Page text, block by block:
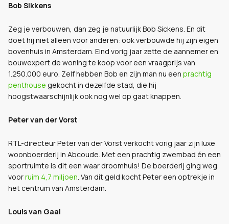
Bob Sikkens
Zeg je verbouwen, dan zeg je natuurlijk Bob Sickens. En dit
doet hij niet alleen voor anderen: ook verbouwde hij zijn eigen
bovenhuis in Amsterdam. Eind vorig jaar zette de aannemer en
bouwexpert de woning te koop voor een vraagprijs van
1.250.000 euro. Zelf hebben Bob en zijn man nu een prachtig
penthouse gekocht in dezelfde stad, die hij
hoogstwaarschijnlijk ook nog wel op gaat knappen.
Peter van der Vorst
RTL-directeur Peter van der Vorst verkocht vorig jaar zijn luxe
woonboerderij in Abcoude. Met een prachtig zwembad én een
sportruimte is dit een waar droomhuis! De boerderij ging weg
voorruim 4,7 miljoen. Van dit geld kocht Peter een optrekje in
het centrum van Amsterdam.
Louis van Gaal